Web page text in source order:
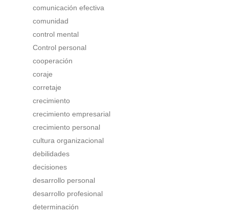
comunicación efectiva
comunidad
control mental
Control personal
cooperación
coraje
corretaje
crecimiento
crecimiento empresarial
crecimiento personal
cultura organizacional
debilidades
decisiones
desarrollo personal
desarrollo profesional
determinación